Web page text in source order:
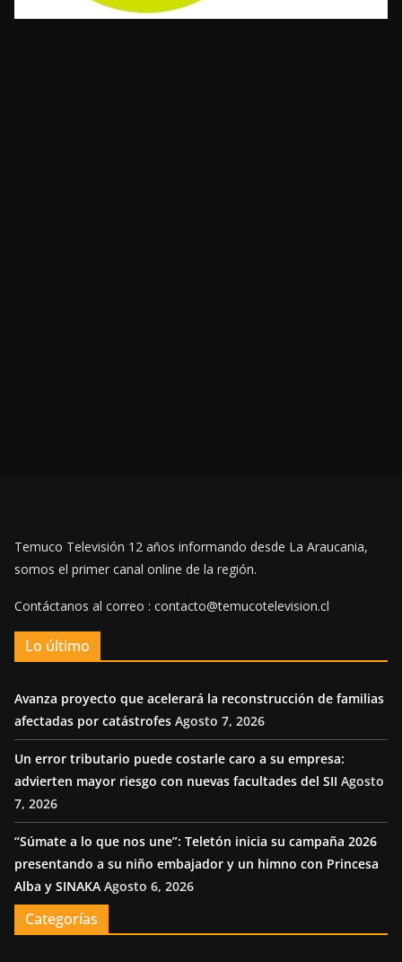
Temuco Televisión 12 años informando desde La Araucania,
somos el primer canal online de la región.
Contáctanos al correo : contacto@temucotelevision.cl
Lo último
Avanza proyecto que acelerará la reconstrucción de familias
afectadas por catástrofes Agosto 7, 2026
Un error tributario puede costarle caro a su empresa:
advierten mayor riesgo con nuevas facultades del SII Agosto
7, 2026
“Súmate a lo que nos une”: Teletón inicia su campaña 2026
presentando a su niño embajador y un himno con Princesa
Alba y SINAKA Agosto 6, 2026
Categorías